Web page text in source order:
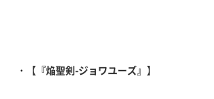
・【『焔聖剣-ジョワユーズ』 】